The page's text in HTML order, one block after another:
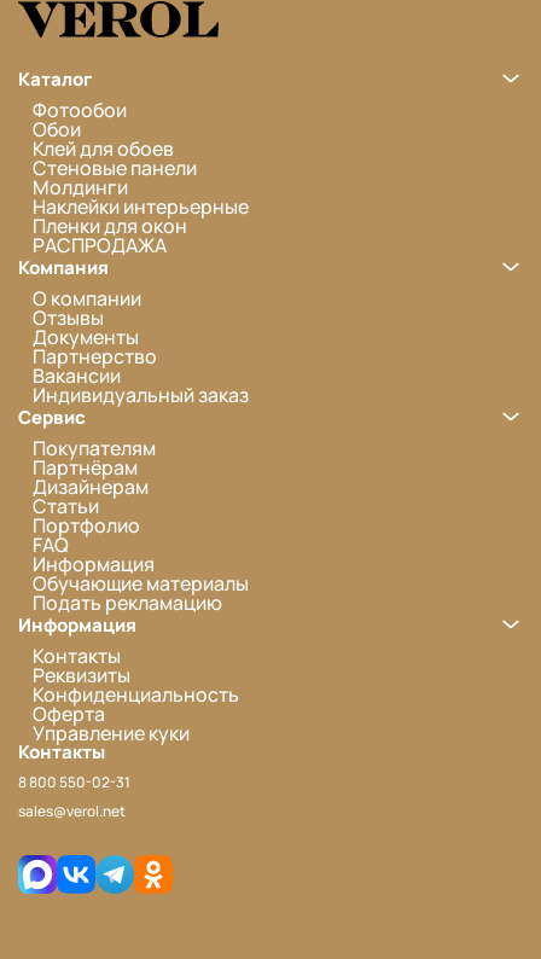
Каталог
Фотообои
Обои
Клей для обоев
Стеновые панели
Молдинги
Наклейки интерьерные
Пленки для окон
РАСПРОДАЖА
Компания
О компании
Отзывы
Документы
Партнерство
Вакансии
Индивидуальный заказ
Сервис
Покупателям
Партнёрам
Дизайнерам
Статьи
Портфолио
FAQ
Информация
Обучающие материалы
Подать рекламацию
Информация
Контакты
Реквизиты
Конфиденциальность
Оферта
Управление куки
Контакты
8 800 550-02-31
sales@verol.net